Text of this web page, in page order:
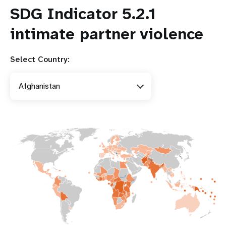
technologie
:
une
menace
SDG Indicator 5.2.1
intimate partner violence
Select Country:
Afghanistan